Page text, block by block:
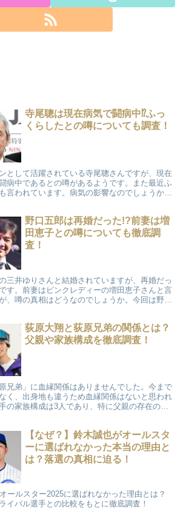
寺尾聰は現在病気で闘病中⁉ふっ
くらしたとの噂についても調査！
として活躍されている寺尾聰さんですが、現在
病中であるとの噂があるようです。また最近ふ
言われています。病気の影響なのでしょうか。
野口五郎は再婚だった!?前妻は増
田恵子との噂についても徹底調
査！
三井ゆりさんと結婚されていますが、再婚だっ
す。前妻はピンクレディーの増田恵子さんと言
、噂の真相はどうなのでしょうか。今回は野口
荻原大翔と荻原兄弟の関係とは？
父親や家族構成を徹底調査！
兄弟」に血縁関係はありませんでした。今まで
く、出身地も違うため血縁関係はないと思われ
の家族構成は3人であり、特に父親の存在の大
【なぜ？】鈴木誠也がオールスタ
ーに選ばれなかった本当の理由と
は？落選の真相に迫る！
ールスター2025に選ばれなかった理由とは？
イバル選手との比較をもとに徹底調査！